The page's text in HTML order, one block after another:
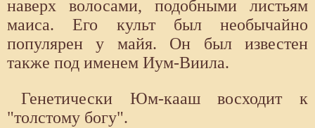
наверх волосами, подобными листьям
маиса. Его культ был необычайно
популярен у майя. Он был известен
также под именем Иум-Виила.
Генетически Юм-кааш восходит к
"толстому богу".